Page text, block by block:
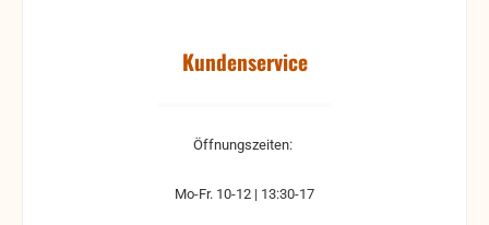
Kundenservice
Öffnungszeiten:
Mo-Fr. 10-12 | 13:30-17